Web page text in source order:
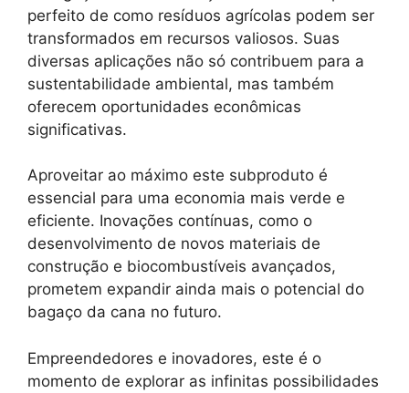
perfeito de como resíduos agrícolas podem ser
transformados em recursos valiosos. Suas
diversas aplicações não só contribuem para a
sustentabilidade ambiental, mas também
oferecem oportunidades econômicas
significativas.
Aproveitar ao máximo este subproduto é
essencial para uma economia mais verde e
eficiente. Inovações contínuas, como o
desenvolvimento de novos materiais de
construção e biocombustíveis avançados,
prometem expandir ainda mais o potencial do
bagaço da cana no futuro.
Empreendedores e inovadores, este é o
momento de explorar as infinitas possibilidades